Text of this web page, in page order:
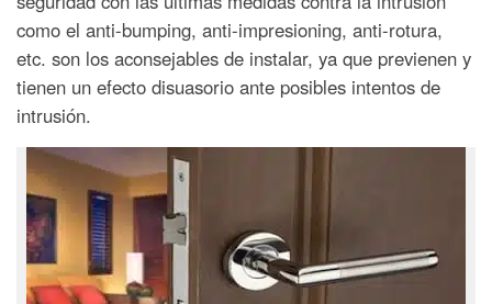
como el anti-bumping, anti-impresioning, anti-rotura,
etc. son los aconsejables de instalar, ya que previenen y
tienen un efecto disuasorio ante posibles intentos de
intrusión.